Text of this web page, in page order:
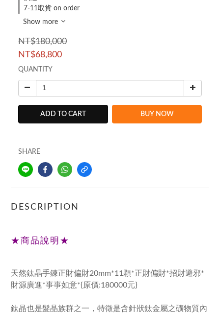
7-11取貨 on order
Show more
NT$180,000
NT$68,800
QUANTITY
ADD TO CART BUY NOW
SHARE
DESCRIPTION
★商品說明★
天然鈦晶手鍊正財偏財20mm*11顆*正財偏財*招財避邪*
財源廣進*事事如意*{原價:180000元}
鈦晶也是髮晶族群之一，特徵是含針狀鈦金屬之礦物質內